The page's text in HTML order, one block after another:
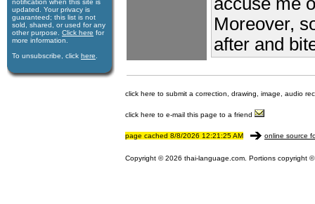
notification when this site is
updated. Your privacy is
guaran­teed; this list is not
sold, shared, or used for any
other purpose. Click here for
more infor­mation.
To unsubscribe, click here
Moreover,
after and
click here to submit a correction, drawing, image, audio
click here to e-mail this page to a friend
page cached 8/8/2026 12:21:25 AM online source
Copyright © 2026 thai-language.com. Portions copyright